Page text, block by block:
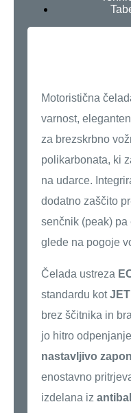
Motoristična
varnost,
za brezskrbno
polikarbonata, ki
na udarce.
dodatno zaščito
senčnik (peak)
glede na pogoje
Čelada ustreza
standardu kot
brez ščitnika in
jo hitro
nastavljivo
enostavno
izdelana iz